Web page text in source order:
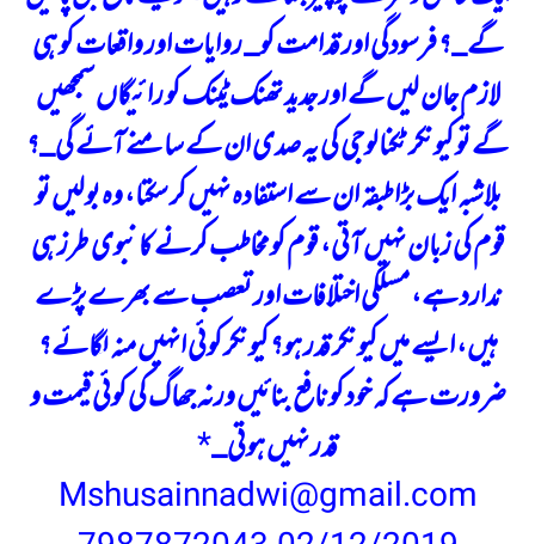
گے_؟ فرسودگی اور قدامت کو_ روایات اور واقعات کو ہی
لازم جان لیں گے اور جدید تھنک ٹینک کو رائیگاں سمجھیں
گے تو کیونکر ٹکنالوجی کی یہ صدی ان کے سامنے آئے گی_؟
بلاشبہ ایک بڑا طبقہ ان سے استفادہ نہیں کر سکتا، وہ بولیں تو
قوم کی زبان نہیں آتی، قوم کو مخاطب کرنے کا نبوی طرز ہی
ندارد ہے، مسلکی اختلافات اور تعصب سے بھرے پڑے
ہیں، ایسے میں کیونکر قدر ہو؟ کیونکر کوئی انہیں منہ لگائے؟
ضرورت ہے کہ خود کو نافع بنائیں ورنہ جھاگ کی کوئی قیمت و
قدر نہیں ہوتی_*
Mshusainnadwi@gmail.com